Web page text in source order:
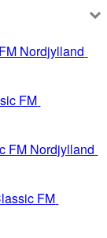
Nordjylland
FM
FM Nordjylland
FM